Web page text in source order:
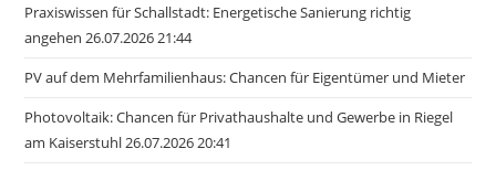
Praxiswissen für Schallstadt: Energetische Sanierung richtig
angehen 26.07.2026 21:44
PV auf dem Mehrfamilienhaus: Chancen für Eigentümer und Mieter
Photovoltaik: Chancen für Privathaushalte und Gewerbe in Riegel
am Kaiserstuhl 26.07.2026 20:41